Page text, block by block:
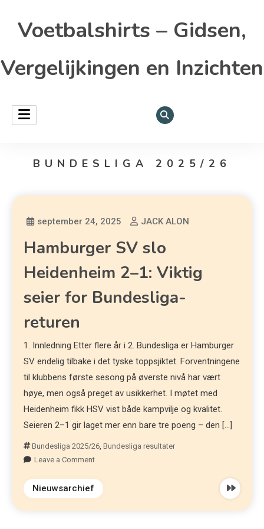
Voetbalshirts – Gidsen,
Vergelijkingen en Inzichten
BUNDESLIGA 2025/26
september 24, 2025 JACK ALON
Hamburger SV slo
Heidenheim 2–1: Viktig
seier for Bundesliga-
returen
1. Innledning Etter flere år i 2. Bundesliga er Hamburger
SV endelig tilbake i det tyske toppsjiktet. Forventningene
til klubbens første sesong på øverste nivå har vært
høye, men også preget av usikkerhet. I møtet med
Heidenheim fikk HSV vist både kampvilje og kvalitet.
Seieren 2–1 gir laget mer enn bare tre poeng – den […]
Bundesliga 2025/26,Bundesliga resultater
Leave a Comment
Nieuwsarchief